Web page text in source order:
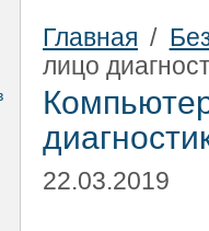
Главная /
лицо
22.03.2019